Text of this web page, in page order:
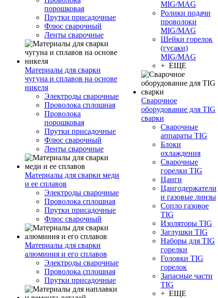
порошковая
Прутки присадочные
Флюс сварочный
Ленты сварочные
Материалы для сварки
чугуна и сплавов на основе
никеля
Электроды сварочные
Проволока сплошная
Проволока
порошковая
Прутки присадочные
Флюс сварочный
Ленты сварочные
Материалы для сварки меди
и ее сплавов
Электроды сварочные
Проволока сплошная
Прутки присадочные
Флюс сварочный
Материалы для сварки
алюминия и его сплавов
Электроды сварочные
Проволока сплошная
Прутки присадочные
MIG/MAG
Ролики подачи
проволоки
MIG/MAG
Шейки горелок
(гусаки)
MIG/MAG
+ ЕЩЕ
Сварочное
оборудование для TIG
сварки
Сварочные
аппараты TIG
Блоки
охлаждения
Сварочные
горелки TIG
Цанги
Цангодержатели
и газовые линзы
Сопло газовое
TIG
Изоляторы TIG
Заглушки TIG
Наборы для TIG
горелки
Головки TIG
горелок
Запасные части
TIG
+ ЕЩЕ